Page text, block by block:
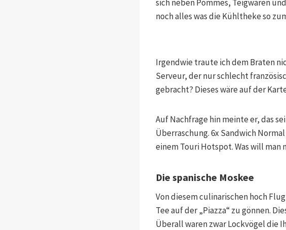
sich neben Pommes, Teigwaren
noch alles was die Kühltheke so
Irgendwie traute ich dem Braten
Serveur, der nur schlecht
gebracht? Dieses wäre auf der
Auf Nachfrage hin meinte er, das
Überraschung. 6x Sandwich
einem Touri Hotspot. Was will man
Die spanische Moskee
Von diesem culinarischen hoch
Tee auf der „Piazza“ zu gönnen.
Überall waren zwar Lockvögel die